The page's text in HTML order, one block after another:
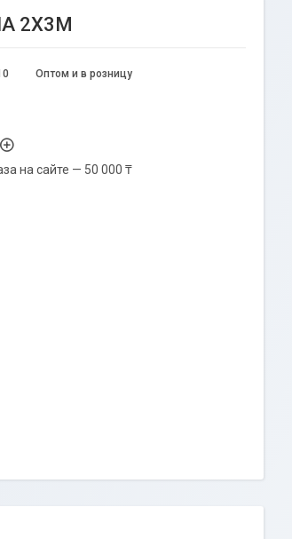
2X3M
Оптом и в розницу
на сайте — 50 000 ₸